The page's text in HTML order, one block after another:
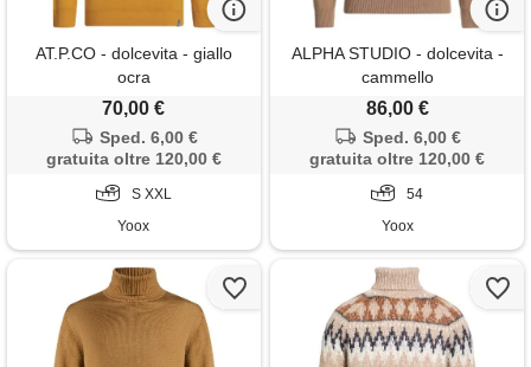
AT.P.CO - dolcevita - giallo
ocra
70,00 €
Sped. 6,00 €
gratuita oltre 120,00 €
S XXL
Yoox
ALPHA STUDIO - dolcevita -
cammello
86,00 €
Sped. 6,00 €
gratuita oltre 120,00 €
54
Yoox